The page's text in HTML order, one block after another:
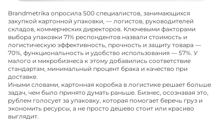
Brandmetrika опросила 500 специалистов, занимающихся
закупкой картонной упаковки, — логистов, руководителей
складов, коммерческих директоров. Ключевыми факторами
выбора упаковки 71% респондентов назвали стоимость и
логистическую эффективность, прочность и защиту товара —
70%, функциональность и удобство использования — 57%. У
малого и микробизнеса к этому добавились соответствие
стандартам, минимальный процент брака и качество при
доставке.
Иными словами, картонная коробка в логистике решает больше
задач, чем было принято думать раньше. Бизнес, осознавая это,
рублем голосует за упаковку, которая помогает беречь груз и
экономить ресурсы, а не просто дешево стоит или красиво
выглядит.